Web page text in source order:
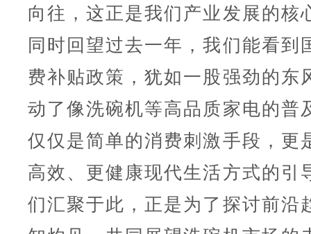
向往，这正是我们产业发展的核
同时回望过去一年，我们能看到
费补贴政策，犹如一股强劲的东
动了像洗碗机等高品质家电的普
仅仅是简单的消费刺激手段，更
高效、更健康现代生活方式的引
们汇聚于此，正是为了探讨前沿